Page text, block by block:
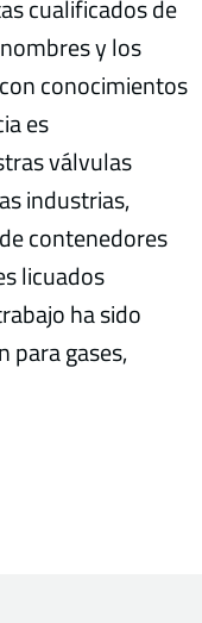
y los
conocimientos
es
válvulas
industrias,
contenedores
licuados
ha sido
para gases,